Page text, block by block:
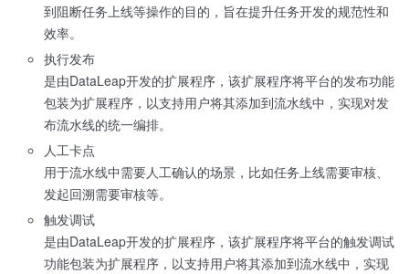
到阻断任务上线等操作的目的，旨在提升任务开发的规范性和
效率。
执行发布
是由DataLeap开发的扩展程序，该扩展程序将平台的发布功能
包装为扩展程序，以支持用户将其添加到流水线中，实现对发
布流水线的统一编排。
人工卡点
用于流水线中需要人工确认的场景，比如任务上线需要审核、
发起回溯需要审核等。
触发调试
是由DataLeap开发的扩展程序，该扩展程序将平台的触发调试
功能包装为扩展程序，以支持用户将其添加到流水线中，实现